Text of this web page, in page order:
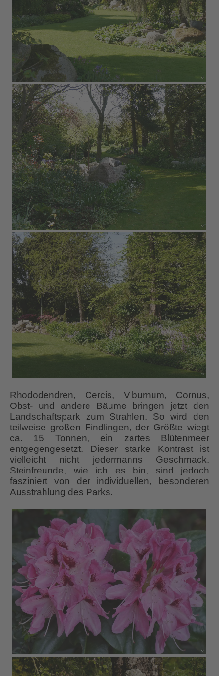
Rhododendren, Cercis, Viburnum, Cornus,
Obst- und andere Bäume bringen jetzt den
Landschaftspark zum Strahlen. So wird den
teilweise großen Findlingen, der Größte wiegt
ca. 15 Tonnen, ein zartes Blütenmeer
entgegengesetzt. Dieser starke Kontrast ist
vielleicht nicht jedermanns Geschmack.
Steinfreunde, wie ich es bin, sind jedoch
fasziniert von der individuellen, besonderen
Ausstrahlung des Parks.